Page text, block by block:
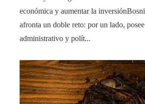
económica y aumentar la
afronta un doble reto: por un lado,
administrativo y polít...